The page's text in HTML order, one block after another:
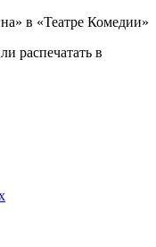
в «Театре Комедии»
распечатать в